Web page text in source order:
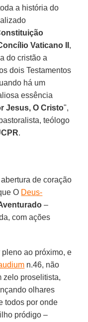
a história do
Vaticano II ,
do cristão a
dois Testamentos
há um
essência
Jesus, O Cristo",
teólogo
.
de coração
O Deus-
–
com ações
ao próximo, e
n.46, não
zelo proselitista,
olhares
todos por onde
pródigo –